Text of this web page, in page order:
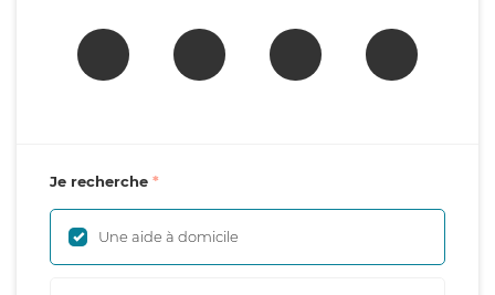
Je recherche
Une aide à domicile